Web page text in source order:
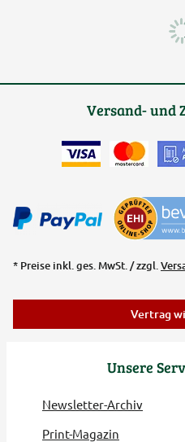
Unsere
Newsletter-Archiv
Print-Magazin
Versand- und
* Preise inkl. ges. MwSt. / zzgl.
Vertrag